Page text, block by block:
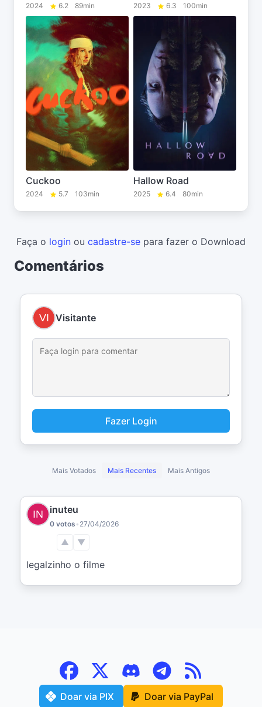
2024 6.2 89min 2023 6.3 100min
Cuckoo
2024 5.7 103min
Hallow Road
2025 6.4 80min
Faça o login ou cadastre-se para fazer o Download
Comentários
Visitante
Fazer Login
Mais Votados Mais Recentes Mais Antigos
inuteu
0 votos • 27/04/2026
▲ ▼
legalzinho o filme
Doar via PIX Doar via PayPal